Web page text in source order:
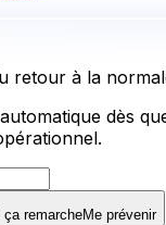
retour à la
dès
ça remarcheMe prévenir